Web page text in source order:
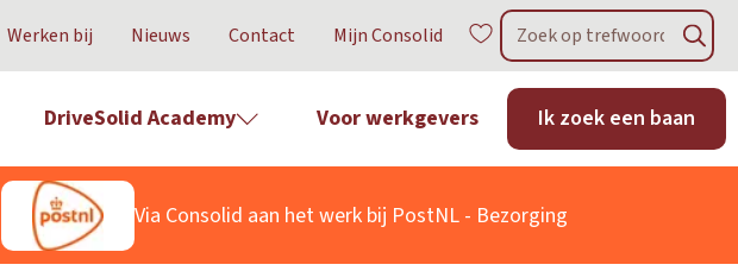
Werken bij Nieuws Contact Mijn Consolid
DriveSolid Academy Voor werkgevers Ik zoek een baan
Via Consolid aan het werk bij PostNL - Bezorging